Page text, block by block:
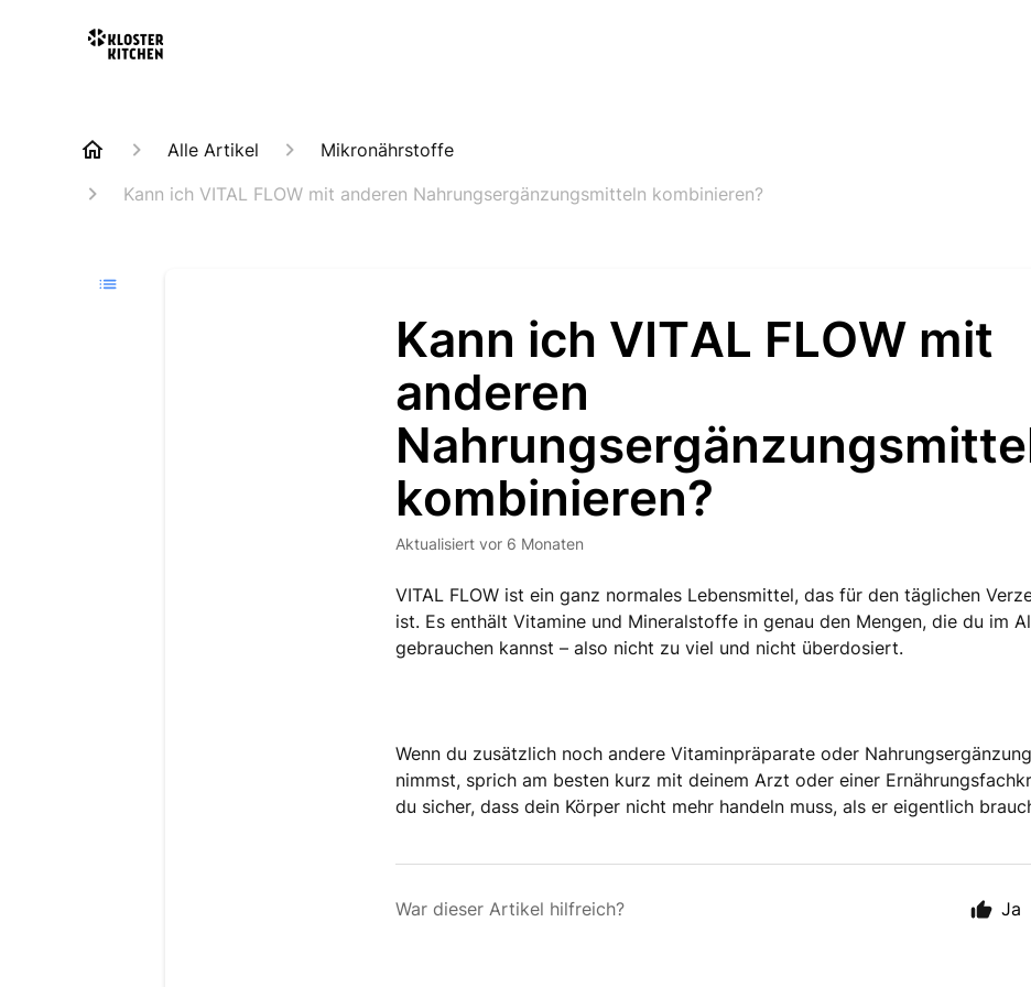
Alle Artikel
Mikronährstoffe
Kann ich VITAL FLOW mit anderen Nahrungsergänzungsmitteln kombinieren?
Kann ich VITAL FLOW mit
anderen
kombinieren?
Aktualisiert vor 6 Monaten
VITAL FLOW ist ein ganz normales Lebensmittel, das für den täglichen
ist. Es enthält Vitamine und Mineralstoffe in genau den Mengen, die du im
gebrauchen kannst – also nicht zu viel und nicht überdosiert.
Wenn du zusätzlich noch andere Vitaminpräparate oder
nimmst, sprich am besten kurz mit deinem Arzt oder einer
du sicher, dass dein Körper nicht mehr handeln muss, als er eigentlich
War dieser Artikel hilfreich? Ja